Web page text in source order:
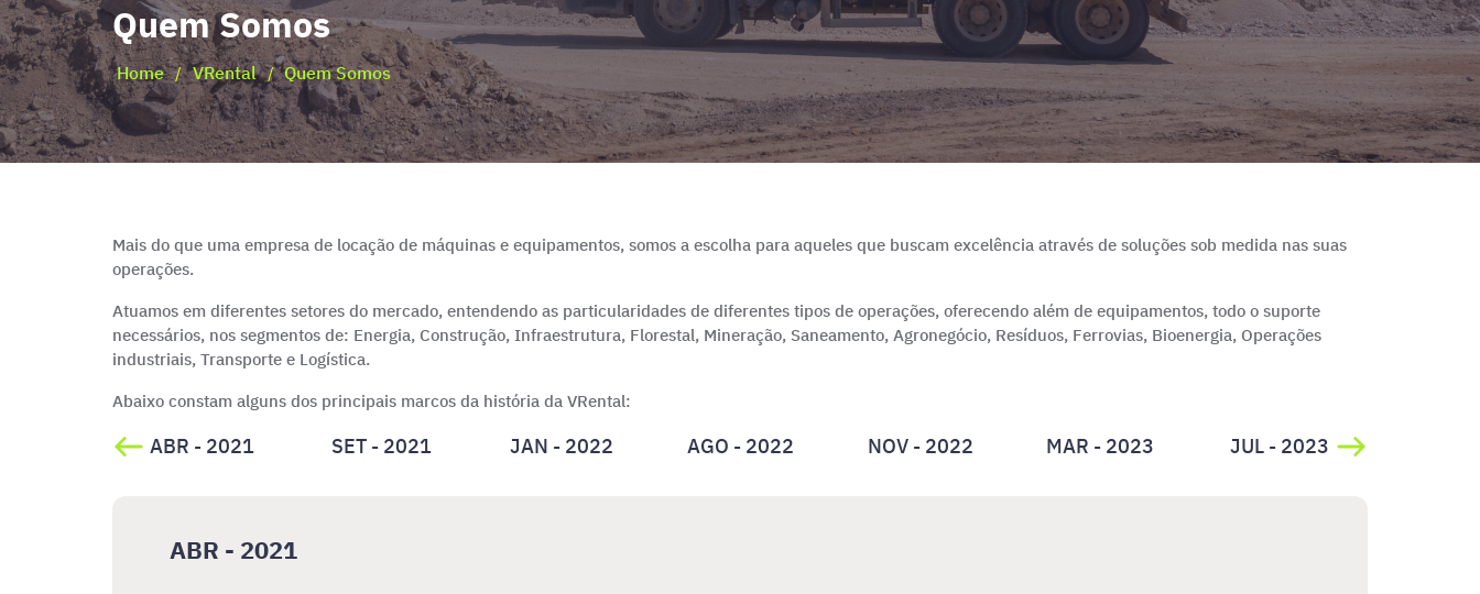
Quem Somos
Home / VRental / Quem Somos
Mais do que uma empresa de locação de máquinas e equipamentos, somos a escolha para aqueles que buscam excelência através de soluções sob medida nas suas
operações.
Atuamos em diferentes setores do mercado, entendendo as particularidades de diferentes tipos de operações, oferecendo além de equipamentos, todo o suporte
necessários, nos segmentos de: Energia, Construção, Infraestrutura, Florestal, Mineração, Saneamento, Agronegócio, Resíduos, Ferrovias, Bioenergia, Operações
industriais, Transporte e Logística.
Abaixo constam alguns dos principais marcos da história da VRental:
ABR - 2021 SET - 2021 JAN - 2022 AGO - 2022 NOV - 2022 MAR - 2023 JUL - 2023
ABR - 2021